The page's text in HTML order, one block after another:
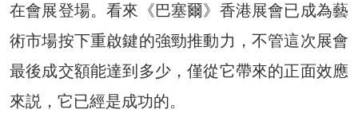
在會展登場。看來《巴塞爾》香港展會已成為藝
術市場按下重啟鍵的強勁推動力，不管這次展會
最後成交額能達到多少，僅從它帶來的正面效應
來説，它已經是成功的。